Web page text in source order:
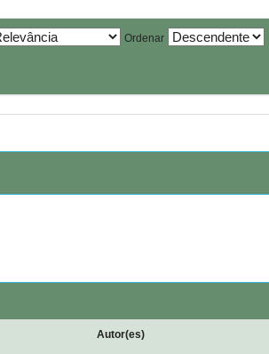
Ordenar
Autor(es)